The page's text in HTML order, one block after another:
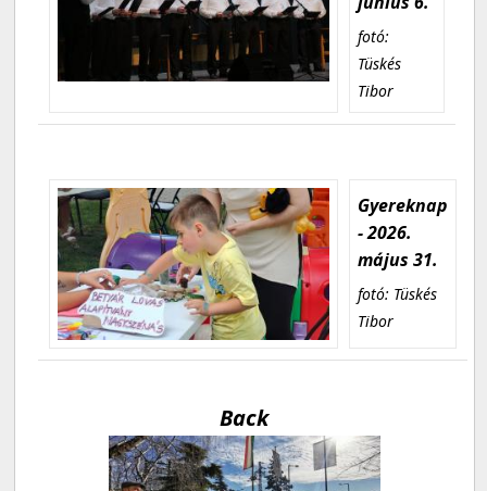
fotó:
Tüskés
Tibor
Gyereknap
- 2026.
május 31.
fotó: Tüskés
Tibor
Back